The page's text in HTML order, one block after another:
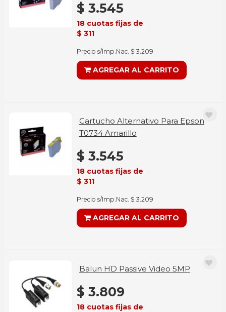
$ 3.545
18 cuotas fijas de
$ 311
Precio s/Imp.Nac. $ 3.209
AGREGAR AL CARRITO
Cartucho Alternativo Para Epson
T0734 Amarillo
$ 3.545
18 cuotas fijas de
$ 311
Precio s/Imp.Nac. $ 3.209
AGREGAR AL CARRITO
Balun HD Passive Video 5MP
$ 3.809
18 cuotas fijas de